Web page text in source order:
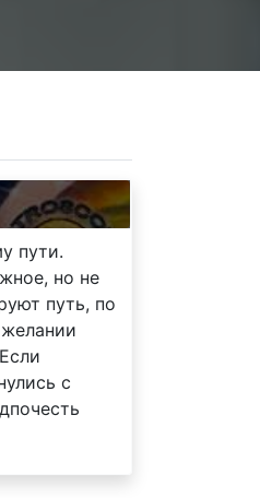
пути.
но не
путь, по
с